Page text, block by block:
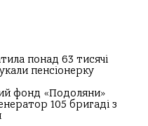
понад 63 тисячі
пенсіонерку
фонд «Подоляни»
105 бригаді з